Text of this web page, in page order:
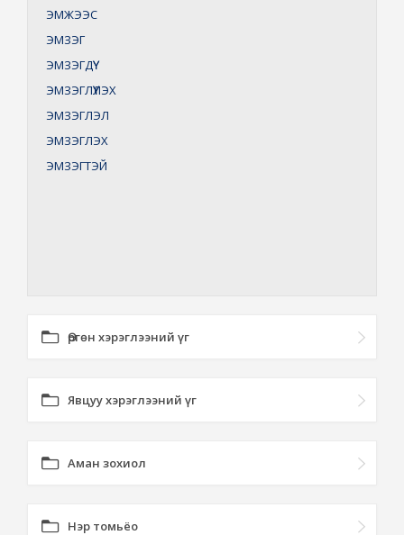
ЭМЖЭЭС
ЭМЗЭГ
ЭМЗЭГДҮҮ
ЭМЗЭГЛҮҮЛЭХ
ЭМЗЭГЛЭЛ
ЭМЗЭГЛЭХ
ЭМЗЭГТЭЙ
Өргөн хэрэглээний үг
Явцуу хэрэглээний үг
Аман зохиол
Нэр томьёо